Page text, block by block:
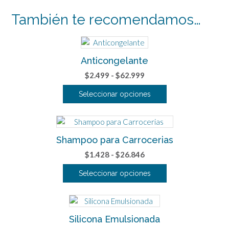
También te recomendamos…
Anticongelante
$2.499 - $62.999Rango
de
precios:
$2.499
hasta
$62.999
Seleccionar opciones
producto
tiene
múltiples
variantes.
Las
opciones
pueden
elegir
en
Shampoo para Carrocerias
$1.428 - $26.846Rango
de
precios:
$1.428
hasta
$26.846
Seleccionar opciones
producto
tiene
múltiples
Silicona Emulsionada